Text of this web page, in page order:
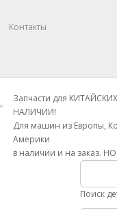
Контакты
Запчасти для
НАЛИЧИИ!
Для машин из Европы,
Америки
в наличии и на заказ.
Поиск